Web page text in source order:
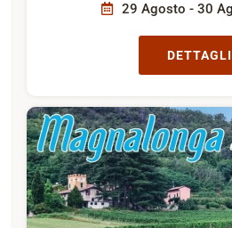
29 Agosto - 30
DETTAGLI